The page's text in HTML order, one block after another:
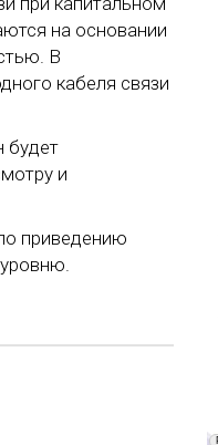
на основании
В
кабеля связи
будет
и
приведению